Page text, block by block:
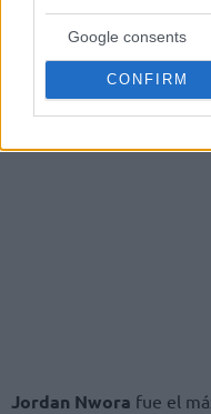
Google consents
CONFIRM
Jordan Nwora fue el